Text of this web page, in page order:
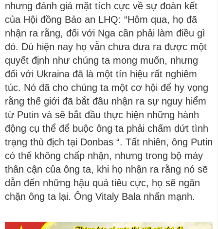
nhưng đánh giá mặt tích cực về sự đoàn kết
của Hội đồng Bảo an LHQ: “Hôm qua, họ đã
nhận ra rằng, đối với Nga cần phải làm điều gì
đó. Dù hiện nay họ vẫn chưa đưa ra được một
quyết định như chúng ta mong muốn, nhưng
đối với Ukraina đã là một tín hiệu rất nghiêm
túc. Nó đã cho chúng ta một cơ hội để hy vọng
rằng thế giới đã bắt đầu nhận ra sự nguy hiểm
từ Putin và sẽ bắt đầu thực hiện những hành
động cụ thể để buộc ông ta phải chấm dứt tình
trạng thù địch tại Donbas “. Tất nhiên, ông Putin
có thể không chấp nhận, nhưng trong bộ máy
thân cận của ông ta, khi họ nhận ra rằng nó sẽ
dẫn đến những hậu quả tiêu cực, họ sẽ ngăn
chặn ông ta lại. Ông Vitaly Bala nhấn mạnh.